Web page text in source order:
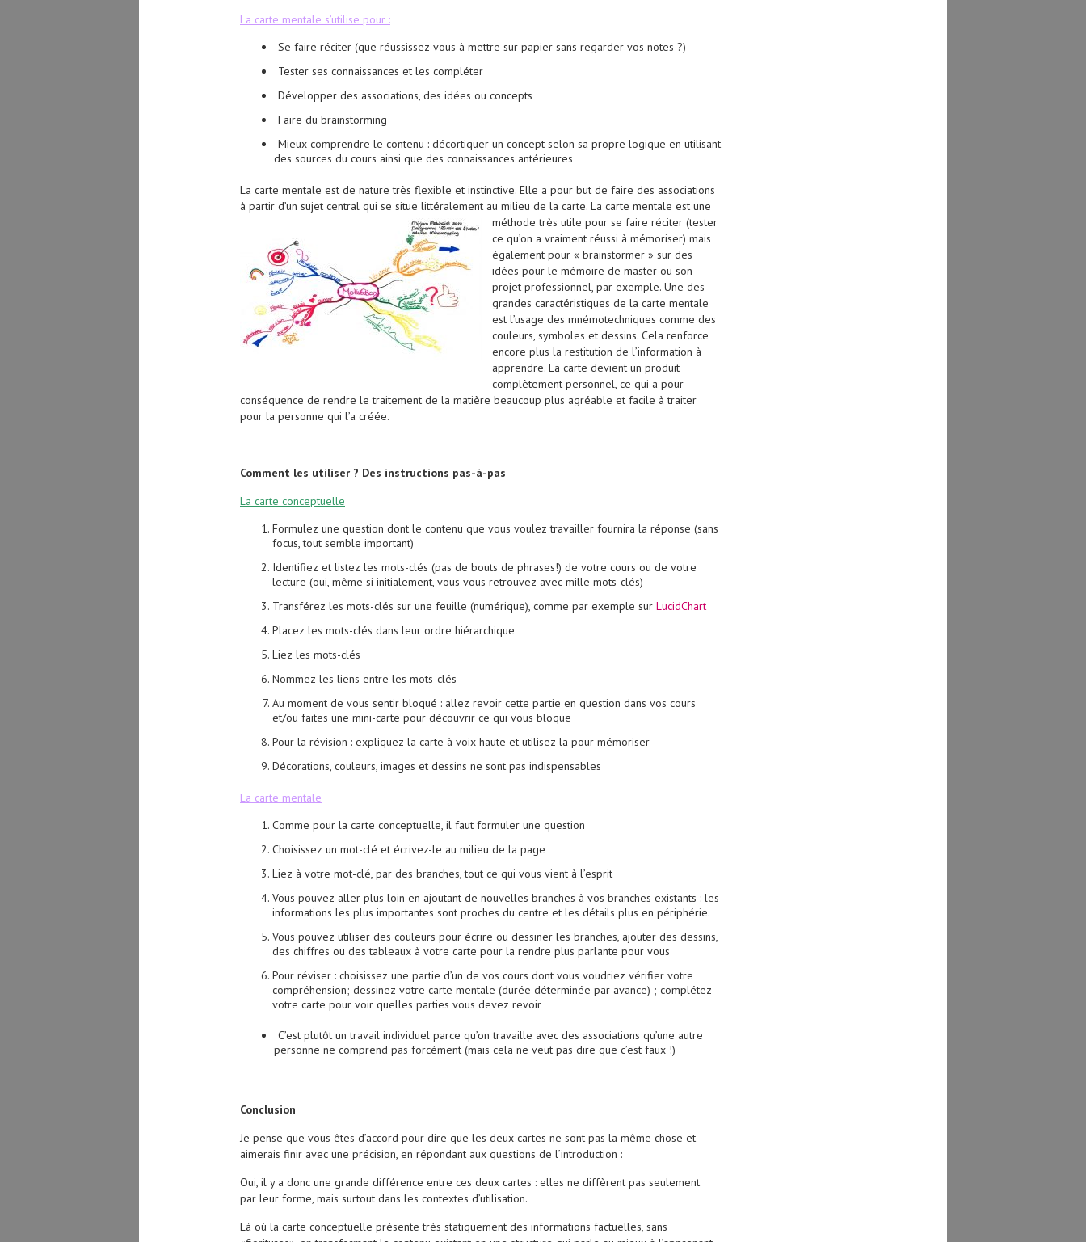
La carte mentale s’utilise pour :
Se faire réciter (que réussissez-vous à mettre sur papier sans regarder vos notes ?)
Tester ses connaissances et les compléter
Développer des associations, des idées ou concepts
Faire du brainstorming
Mieux comprendre le contenu : décortiquer un concept selon sa propre logique en utilisant
des sources du cours ainsi que des connaissances antérieures
La carte mentale est de nature très flexible et instinctive. Elle a pour but de faire des associations
à partir d’un sujet central qui se situe littéralement au milieu de la carte. La carte mentale est une
méthode très utile pour se faire réciter (tester
ce qu’on a vraiment réussi à mémoriser) mais
également pour « brainstormer » sur des
idées pour le mémoire de master ou son
projet professionnel, par exemple. Une des
grandes caractéristiques de la carte mentale
est l’usage des mnémotechniques comme des
couleurs, symboles et dessins. Cela renforce
encore plus la restitution de l’information à
apprendre. La carte devient un produit
complètement personnel, ce qui a pour
conséquence de rendre le traitement de la matière beaucoup plus agréable et facile à traiter
pour la personne qui l’a créée.
Comment les utiliser ? Des instructions pas-à-pas
La carte conceptuelle
Formulez une question dont le contenu que vous voulez travailler fournira la réponse (sans
focus, tout semble important)
Identifiez et listez les mots-clés (pas de bouts de phrases!) de votre cours ou de votre
lecture (oui, même si initialement, vous vous retrouvez avec mille mots-clés)
Transférez les mots-clés sur une feuille (numérique), comme par exemple sur LucidChart
Placez les mots-clés dans leur ordre hiérarchique
Liez les mots-clés
Nommez les liens entre les mots-clés
Au moment de vous sentir bloqué : allez revoir cette partie en question dans vos cours
et/ou faites une mini-carte pour découvrir ce qui vous bloque
Pour la révision : expliquez la carte à voix haute et utilisez-la pour mémoriser
Décorations, couleurs, images et dessins ne sont pas indispensables
La carte mentale
Comme pour la carte conceptuelle, il faut formuler une question
Choisissez un mot-clé et écrivez-le au milieu de la page
Liez à votre mot-clé, par des branches, tout ce qui vous vient à l’esprit
Vous pouvez aller plus loin en ajoutant de nouvelles branches à vos branches existants : les
informations les plus importantes sont proches du centre et les détails plus en périphérie.
Vous pouvez utiliser des couleurs pour écrire ou dessiner les branches, ajouter des dessins,
des chiffres ou des tableaux à votre carte pour la rendre plus parlante pour vous
Pour réviser : choisissez une partie d’un de vos cours dont vous voudriez vérifier votre
compréhension; dessinez votre carte mentale (durée déterminée par avance) ; complétez
votre carte pour voir quelles parties vous devez revoir
C’est plutôt un travail individuel parce qu’on travaille avec des associations qu’une autre
personne ne comprend pas forcément (mais cela ne veut pas dire que c’est faux !)
Conclusion
Je pense que vous êtes d’accord pour dire que les deux cartes ne sont pas la même chose et
aimerais finir avec une précision, en répondant aux questions de l’introduction :
Oui, il y a donc une grande différence entre ces deux cartes : elles ne diffèrent pas seulement
par leur forme, mais surtout dans les contextes d’utilisation.
Là où la carte conceptuelle présente très statiquement des informations factuelles, sans